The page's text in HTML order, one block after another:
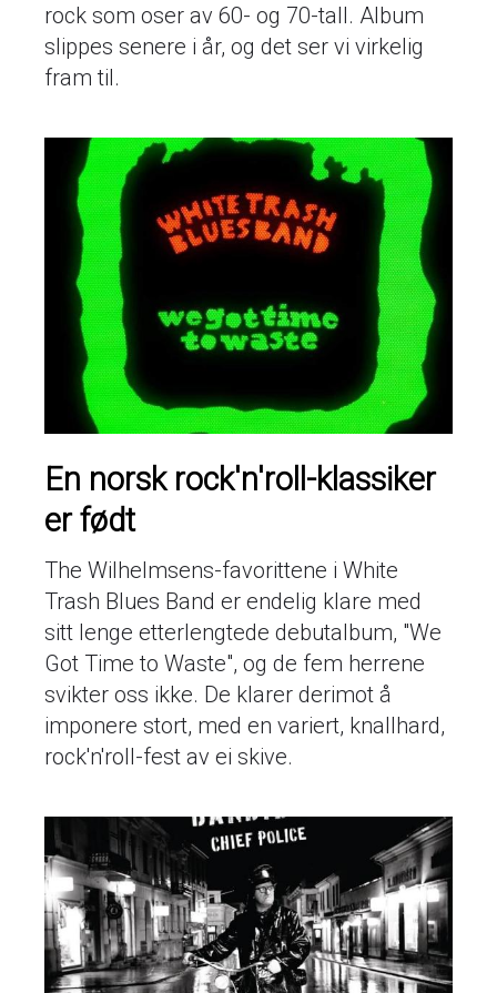
rock som oser av 60- og 70-tall. Album
slippes senere i år, og det ser vi virkelig
fram til.
En norsk rock'n'roll-klassiker
er født
The Wilhelmsens-favorittene i White
Trash Blues Band er endelig klare med
sitt lenge etterlengtede debutalbum, "We
Got Time to Waste", og de fem herrene
svikter oss ikke. De klarer derimot å
imponere stort, med en variert, knallhard,
rock'n'roll-fest av ei skive.